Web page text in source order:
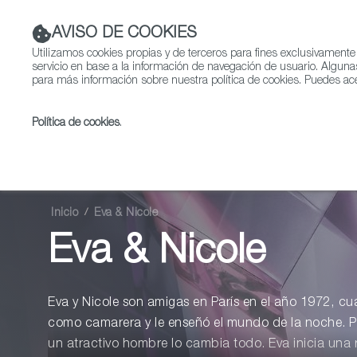
Inicio Eva & Nicole
Eva & Nicole
Eva y Nicole son amigas en París en el año 1972,
como camarera y le enseñó el mundo de la noche.
un atractivo hombre lo cambia todo. Eva inicia una
AVISO DE COOKIES
Utilizamos cookies propias y de terceros para fines
servicio en base a la información de navegación de usuario.
para más información sobre nuestra política de cookies. Puedes
Política de cookies.